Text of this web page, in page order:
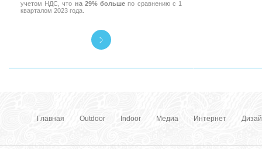
учетом НДС, что на 29% больше по сравнению с 1
кварталом 2023 года.
Главная Outdoor Indoor Медиа Интернет